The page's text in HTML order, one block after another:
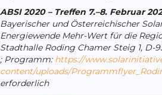
ABSI 2020 – Treffen 7.–8. Februar
Bayerischer und Österreichischer
Energiewende Mehr-Wert für die
Stadthalle Roding Chamer Steig 1, D-
; Programm: https://
content/uploads/
erforderlich